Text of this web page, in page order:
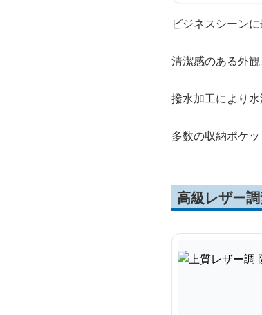
ビジネスシーン
清潔感のある外
撥水加工により
多数の収納ポケ
高級レザー